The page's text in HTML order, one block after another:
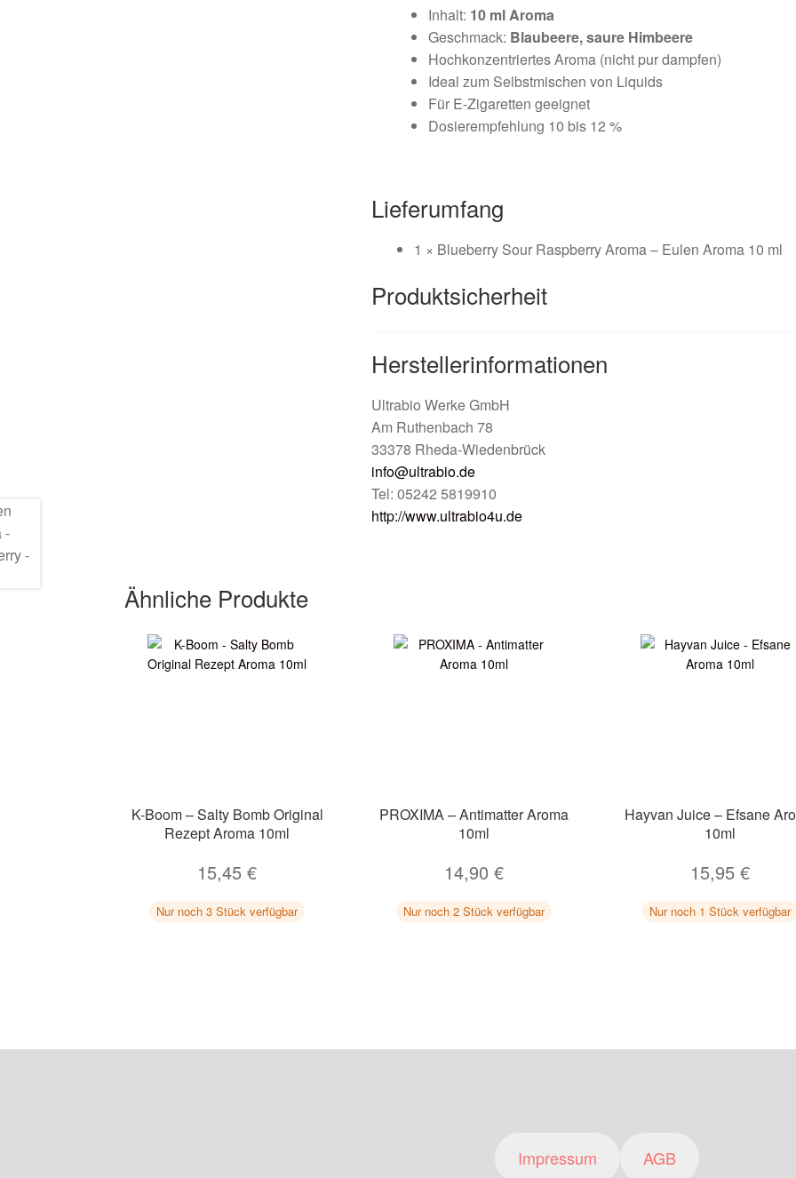
Inhalt: 10 ml Aroma
Geschmack: Blaubeere, saure Himbeere
Hochkonzentriertes Aroma (nicht pur dampfen)
Ideal zum Selbstmischen von Liquids
Für E-Zigaretten geeignet
Dosierempfehlung 10 bis 12 %
Lieferumfang
1 × Blueberry Sour Raspberry Aroma – Eulen Aroma 10 ml
Produktsicherheit
Herstellerinformationen
Ultrabio Werke GmbH
Am Ruthenbach 78
33378 Rheda-Wiedenbrück
info@ultrabio.de
Tel: 05242 5819910
http://www.ultrabio4u.de
Ähnliche Produkte
K-Boom – Salty Bomb Original
Rezept Aroma 10ml
15,45€
Nur noch 3 Stück verfügbar
PROXIMA – Antimatter Aroma
10ml
14,90 €
Nur noch 2 Stück verfügbar
Hayvan Juice – Efsane
10ml
15,95€
Nur noch 1 Stück verfügbar
Impressum AGB